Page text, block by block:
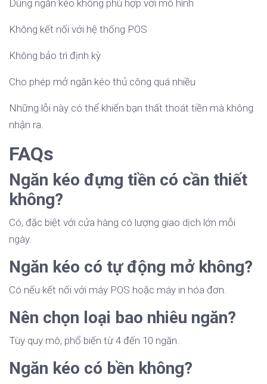
Dùng ngăn kéo không phù hợp với mô hình
Không kết nối với hệ thống POS
Không bảo trì định kỳ
Cho phép mở ngăn kéo thủ công quá nhiều
Những lỗi này có thể khiến bạn thất thoát tiền mà không
nhận ra.
FAQs
Ngăn kéo đựng tiền có cần thiết
không?
Có, đặc biệt với cửa hàng có lượng giao dịch lớn mỗi
ngày.
Ngăn kéo có tự động mở không?
Có nếu kết nối với máy POS hoặc máy in hóa đơn.
Nên chọn loại bao nhiêu ngăn?
Tùy quy mô, phổ biến từ 4 đến 10 ngăn.
Ngăn kéo có bền không?